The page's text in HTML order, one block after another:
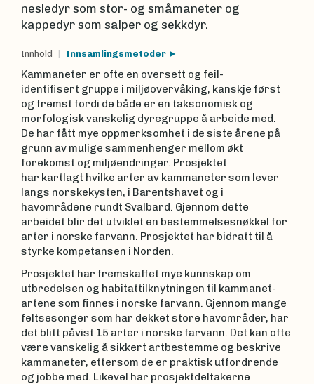
nesledyr som stor- og småmaneter og
kappedyr som salper og sekkdyr.
Innhold Innsamlingsmetoder
Kammaneter er ofte en oversett og feil-
identifisert gruppe i miljøovervåking, kanskje først
og fremst fordi de både er en taksonomisk og
morfologisk vanskelig dyregruppe å arbeide med.
De har fått mye oppmerksomhet i de siste årene på
grunn av mulige sammenhenger mellom økt
forekomst og miljøendringer. Prosjektet
har kartlagt hvilke arter av kammaneter som lever
langs norskekysten, i Barentshavet og i
havområdene rundt Svalbard. Gjennom dette
arbeidet blir det utviklet en bestemmelsesnøkkel for
arter i norske farvann. Prosjektet har bidratt til å
styrke kompetansen i Norden.
Prosjektet har fremskaffet mye kunnskap om
utbredelsen og habitattilknytningen til kammanet-
artene som finnes i norske farvann. Gjennom mange
feltsesonger som har dekket store havområder, har
det blitt påvist 15 arter i norske farvann. Det kan ofte
være vanskelig å sikkert artbestemme og beskrive
kammaneter, ettersom de er praktisk utfordrende
og jobbe med. Likevel har prosjektdeltakerne